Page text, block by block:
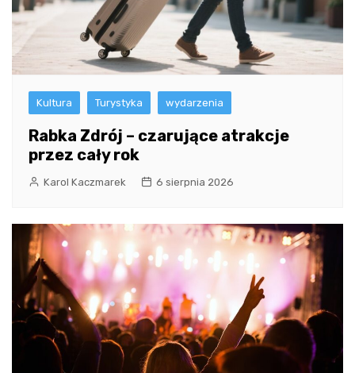
Kultura Turystyka wydarzenia
Rabka Zdrój – czarujące atrakcje
przez cały rok
Karol Kaczmarek 6 sierpnia 2026